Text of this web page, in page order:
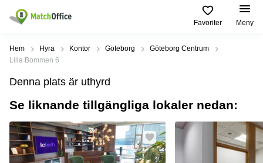
Favoriter Meny
Hyra / hyra ut
Kategorier
Kontor
Kontorshotell
Coworking
space
Populära
Städer
Stockholm
Göteborg
Malmö
Populära
sökningar
Kontorshotell
Stockholm
Hyra lokal
Stockholm
Hjälp
Om oss
Bli hyresvärd
Hem Hyra Kontor Göteborg
Göteborg Centrum
Lilla Bommen 6
Denna plats är uthyrd
Se liknande tillgängliga lokaler nedan: